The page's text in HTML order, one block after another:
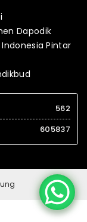
Dapodik
Pintar
562
605837